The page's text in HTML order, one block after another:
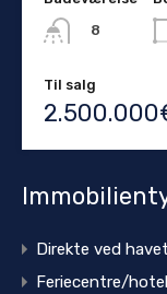
8
Til salg
Direkte ved
Feriecentre/